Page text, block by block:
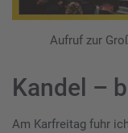
Aufruf zur
Kandel –
Am Karfreitag fuhr